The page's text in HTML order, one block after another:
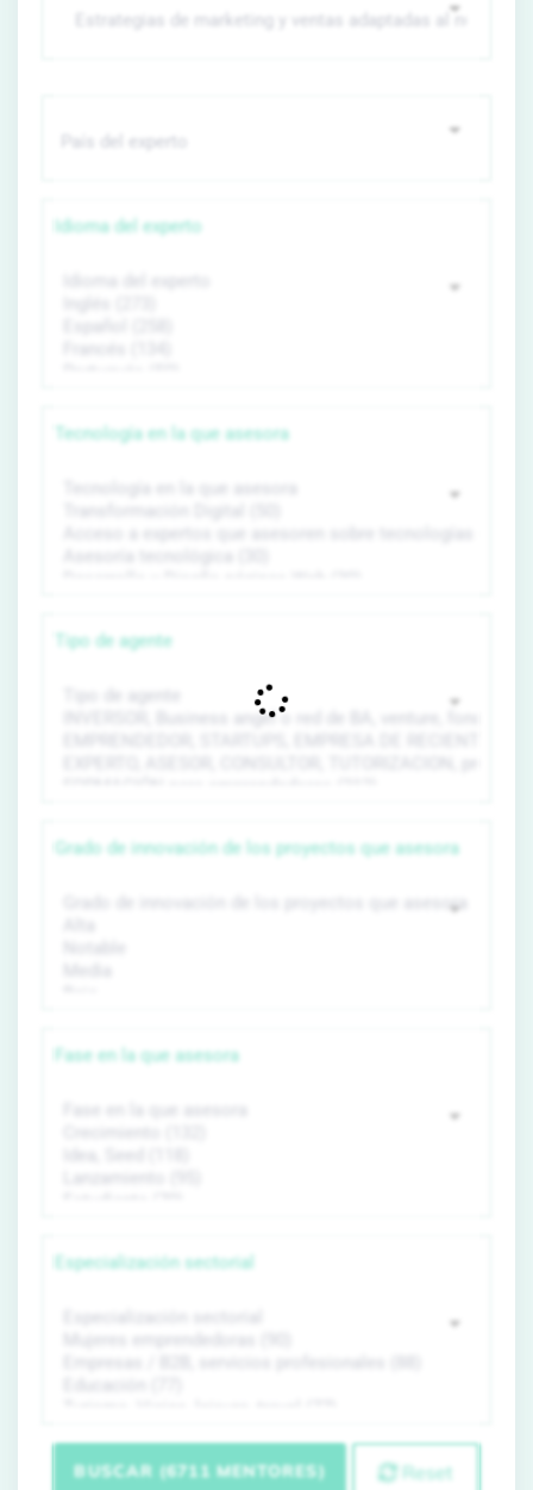
Idioma del experto
Tecnología en la que asesora
Tipo de agente
Grado de innovación de los proyectos que asesora
Fase en la que asesora
Especialización sectorial
BUSCAR (6711 MENTORES) Reset